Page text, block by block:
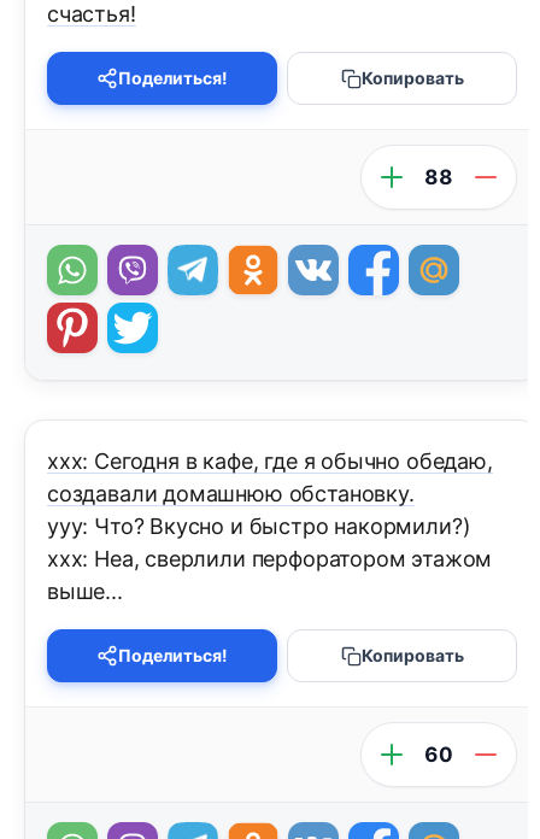
счастья!
Поделиться! Копировать
88
xxx: Сегодня в кафе, где я обычно обедаю,
создавали домашнюю обстановку.
yyy: Что? Вкусно и быстро накормили?)
xxx: Неа, сверлили перфоратором этажом
выше...
Поделиться! Копировать
60